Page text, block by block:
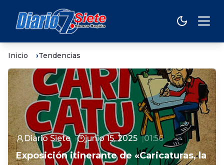
Inicio Tendencias
Diario Siete junio 15, 2025 01:56
Exposición itinerante de «Caricaturas, la